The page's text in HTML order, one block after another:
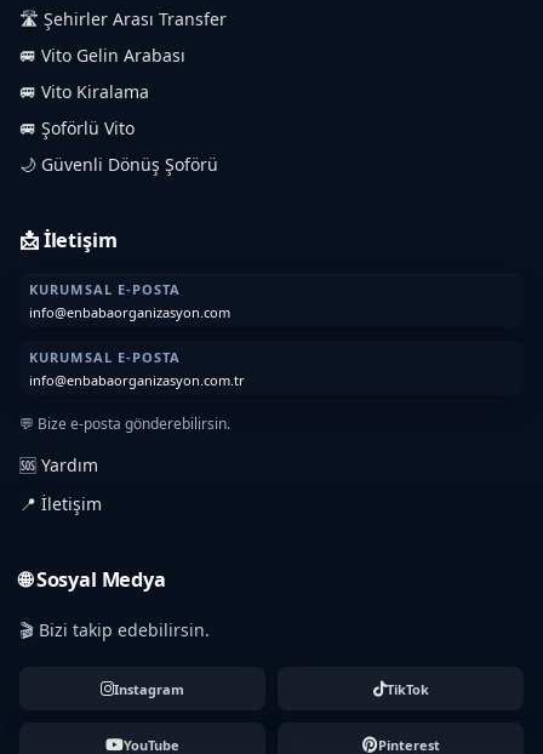
🛣️ Şehirler Arası Transfer
🚐 Vito Gelin Arabası
🚐 Vito Kiralama
🚐 Şoförlü Vito
🌙 Güvenli Dönüş Şoförü
📩 İletişim
KURUMSAL E-POSTA
info@enbabaorganizasyon.com
KURUMSAL E-POSTA
info@enbabaorganizasyon.com.tr
💬 Bize e-posta gönderebilirsin.
🆘 Yardım
📍 İletişim
🌐 Sosyal Medya
🎬 Bizi takip edebilirsin.
Instagram TikTok
YouTube Pinterest